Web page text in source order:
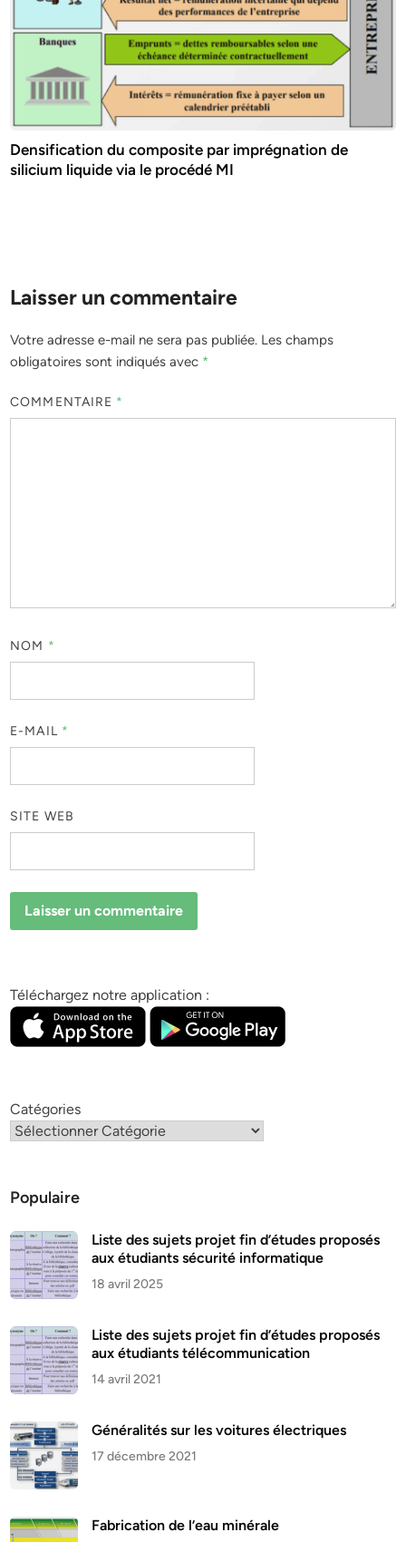
Densification du composite par imprégnation de
silicium liquide via le procédé MI
Laisser un commentaire
Votre adresse e-mail ne sera pas publiée. Les champs
obligatoires sont indiqués avec *
COMMENTAIRE *
NOM *
E-MAIL *
SITE WEB
Téléchargez notre application :
Catégories
Populaire
Liste des sujets projet fin d’études proposés
aux étudiants sécurité informatique
18 avril 2025
Liste des sujets projet fin d’études proposés
aux étudiants télécommunication
14 avril 2021
Généralités sur les voitures électriques
17 décembre 2021
Fabrication de l’eau minérale